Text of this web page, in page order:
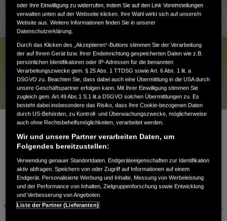
Die vier Säulen des gesellschaftlichen
Engagements von Honda
Unsere Beiträge in den Bereichen Bildung und Community,
Diversität und Inklusion, Sicherheit sowie Umwelt bilden die
vier Säulen des gesellschaftlichen Engagements von Honda.
oder Ihre Einwilligung zu widerrufen, indem Sie auf den Link Voreinstellungen
verwalten unten auf der Webseite klicken. Ihre Wahl wirkt sich auf unsere/n
Website aus. Weitere Informationen finden Sie in unserer
Datenschutzerklärung.
Durch das Klicken des „Akzeptieren“-Buttons stimmen Sie der Verarbeitung
der auf Ihrem Gerät bzw. Ihrer Endeinrichtung gespeicherten Daten wie z.B.
persönlichen Identifikatoren oder IP-Adressen für die benannten
Verarbeitungszwecke gem. § 25 Abs. 1 TTDSG sowie Art. 6 Abs. 1 lit. a
DSGVO zu. Beachten Sie, dass dabei auch eine Übermittlung in die USA durch
unsere Geschäftspartner erfolgen kann. Mit Ihrer Einwilligung stimmen Sie
zugleich gem. Art.49 Abs.1 S.1 lit.a DSGVO solchen Übermittlungen zu. Es
besteht dabei insbesondere das Risiko, dass Ihre Cookie-bezogenen Daten
durch US-Behörden, zu Kontroll- und Überwachungszwecke, möglicherweise
auch ohne Rechtsbehelfsmöglichkeiten, verarbeitet werden.
Wir und unsere Partner verarbeiten Daten, um
Folgendes bereitzustellen:
Verwendung genauer Standortdaten. Endgeräteeigenschaften zur Identifikation
aktiv abfragen. Speichern von oder Zugriff auf Informationen auf einem
Endgerät. Personalisierte Werbung und Inhalte, Messung von Werbeleistung
und der Performance von Inhalten, Zielgruppenforschung sowie Entwicklung
und Verbesserung von Angeboten.
Liste der Partner (Lieferanten)